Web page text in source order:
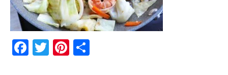
Fac
Twi
Pin